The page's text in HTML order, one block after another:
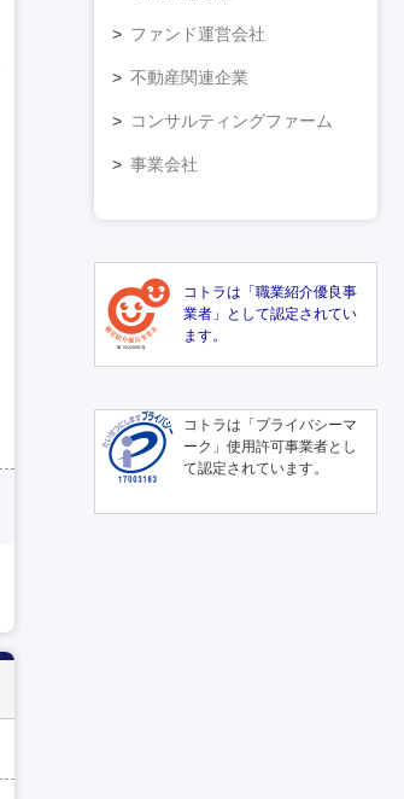
ファンド運営会社
不動産関連企業
コンサルティングファーム
事業会社
コトラは「職業紹介優良事
業者」として認定されてい
ます。
コトラは「プライバシーマ
ーク」使用許可事業者とし
て認定されています。